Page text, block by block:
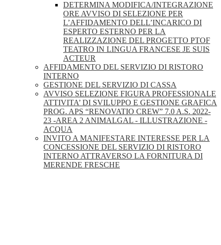
DETERMINA MODIFICA/INTEGRAZIONE
ORE AVVISO DI SELEZIONE PER
L’AFFIDAMENTO DELL’INCARICO DI
ESPERTO ESTERNO PER LA
REALIZZAZIONE DEL PROGETTO PTOF
TEATRO IN LINGUA FRANCESE JE SUIS
ACTEUR
AFFIDAMENTO DEL SERVIZIO DI RISTORO
INTERNO
GESTIONE DEL SERVIZIO DI CASSA
AVVISO SELEZIONE FIGURA PROFESSIONALE
ATTIVITA’ DI SVILUPPO E GESTIONE GRAFICA
PROG. APS “RENOVATIO CREW” 7.0 A.S. 2022-
23 -AREA 2 ANIMALGAL - ILLUSTRAZIONE -
ACQUA
INVITO A MANIFESTARE INTERESSE PER LA
CONCESSIONE DEL SERVIZIO DI RISTORO
INTERNO ATTRAVERSO LA FORNITURA DI
MERENDE FRESCHE